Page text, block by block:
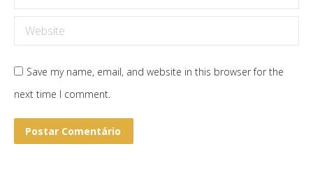
Website
Save my name, email, and website in this browser for the
next time I comment.
Postar Comentário